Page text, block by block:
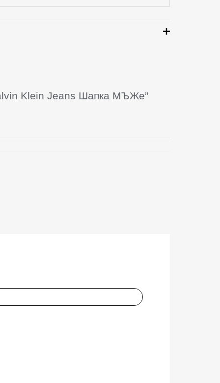
Klein Jeans Шапка МЪЖe”